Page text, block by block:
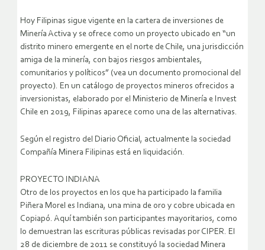
Hoy Filipinas sigue vigente en la cartera de inversiones de
Minería Activa y se ofrece como un proyecto ubicado en “un
distrito minero emergente en el norte de Chile, una jurisdicción
amiga de la minería, con bajos riesgos ambientales,
comunitarios y políticos” (vea un documento promocional del
proyecto). En un catálogo de proyectos mineros ofrecidos a
inversionistas, elaborado por el Ministerio de Minería e Invest
Chile en 2019, Filipinas aparece como una de las alternativas.
Según el registro del Diario Oficial, actualmente la sociedad
Compañía Minera Filipinas está en liquidación.
PROYECTO INDIANA
Otro de los proyectos en los que ha participado la familia
Piñera Morel es Indiana, una mina de oro y cobre ubicada en
Copiapó. Aquí también son participantes mayoritarios, como
lo demuestran las escrituras públicas revisadas por CIPER. El
28 de diciembre de 2011 se constituyó la sociedad Minera